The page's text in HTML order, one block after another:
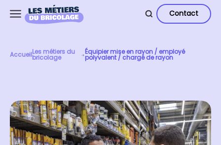
Contact
AccueilLes métiers du
bricolage
Équipier mise en rayon / employé
polyvalent / chargé de rayon